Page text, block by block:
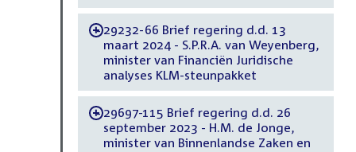
-29232-66 Brief regering d.d. 13
maart 2024 - S.P.R.A. van Weyenberg,
minister van Financiën Juridische
analyses KLM-steunpakket
-29697-115 Brief regering d.d. 26
september 2023 - H.M. de Jonge,
minister van Binnenlandse Zaken en